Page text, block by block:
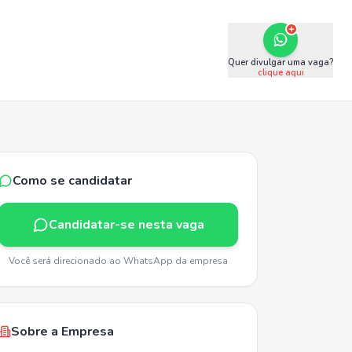
Quer divulgar uma vaga?
clique aqui
Como se candidatar
Candidatar-se nesta vaga
Você será direcionado ao WhatsApp da empresa
Sobre a Empresa